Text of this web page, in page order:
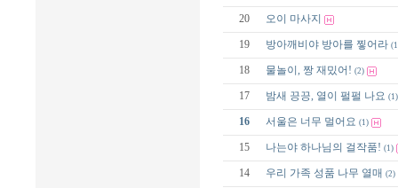
20 오이 마사지
19 방아깨비야 방아를 찧어라
18 물놀이, 짱 재밌어! (2)
17 밤새 끙끙, 열이 펄펄 나요 (1)
16 서울은 너무 멀어요 (1)
15 나는야 하나님의 걸작품! (1)
14 우리 가족 성품 나무 열매 (2)